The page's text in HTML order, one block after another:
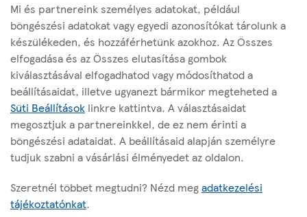
Page
P
r
e
v
i
o
u
s
1 2 3 4 5
N
e
x
t
Az oldalról
Hasznos linkek
Mi és partnereink személyes adatokat, például
böngészési adatokat vagy egyedi azonosítókat tárolunk a
készülékeden, és hozzáférhetünk azokhoz. Az Összes
elfogadása és az Összes elutasítása gombok
kiválasztásával elfogadhatod vagy módosíthatod a
beállításaidat, illetve ugyanezt bármikor megteheted a
Süti Beállítások linkre kattintva. A választásaidat
megosztjuk a partnereinkkel, de ez nem érinti a
böngészési adataidat. A beállításaid alapján személyre
tudjuk szabni a vásárlási élményedet az oldalon.
Szeretnél többet megtudni? Nézd megadatkezelési
tájékoztatónkat.